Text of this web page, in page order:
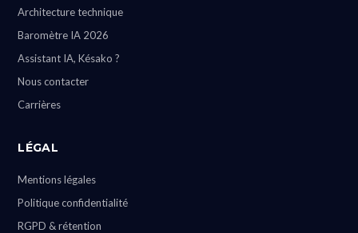
Architecture technique
Baromètre IA 2026
Assistant IA, Késako ?
Nous contacter
Carrières
LÉGAL
Mentions légales
Politique confidentialité
RGPD & rétention